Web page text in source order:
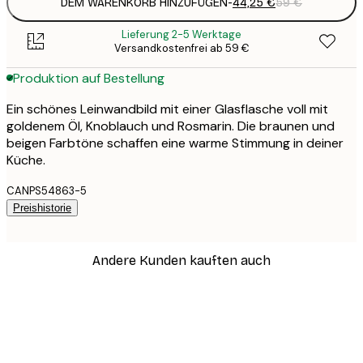
Lieferung 2-5 Werktage
Versandkostenfrei ab 59 €
Produktion auf Bestellung
Ein schönes Leinwandbild mit einer Glasflasche voll mit
goldenem Öl, Knoblauch und Rosmarin. Die braunen und
beigen Farbtöne schaffen eine warme Stimmung in deiner
Küche.
CANPS54863-5
Preishistorie
Andere Kunden kauften auch